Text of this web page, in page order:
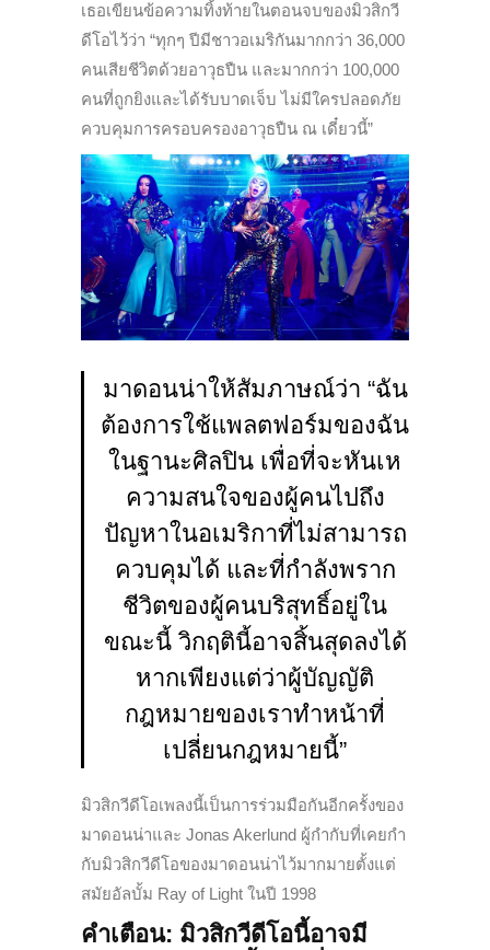
เธอเขียนข้อความทิ้งท้ายในตอนจบของมิวสิกวี
ดีโอไว้ว่า “ทุกๆ ปีมีชาวอเมริกันมากกว่า 36,000
คนเสียชีวิตด้วยอาวุธปืน และมากกว่า 100,000
คนที่ถูกยิงและได้รับบาดเจ็บ ไม่มีใครปลอดภัย
ควบคุมการครอบครองอาวุธปืน ณ เดี๋ยวนี้”
มาดอนน่าให้สัมภาษณ์ว่า “ฉัน
ต้องการใช้แพลตฟอร์มของฉัน
ในฐานะศิลปิน เพื่อที่จะหันเห
ความสนใจของผู้คนไปถึง
ปัญหาในอเมริกาที่ไม่สามารถ
ควบคุมได้ และที่กำลังพราก
ชีวิตของผู้คนบริสุทธิ์อยู่ใน
ขณะนี้ วิกฤตินี้อาจสิ้นสุดลงได้
หากเพียงแต่ว่าผู้บัญญัติ
กฎหมายของเราทำหน้าที่
เปลี่ยนกฎหมายนี้”
มิวสิกวีดีโอเพลงนี้เป็นการร่วมมือกันอีกครั้งของ
มาดอนน่าและ Jonas Akerlund ผู้กำกับที่เคยกำ
กับมิวสิกวีดีโอของมาดอนน่าไว้มากมายตั้งแต่
สมัยอัลบั้ม Ray of Light ในปี 1998
คำเตือน: มิวสิกวีดีโอนี้อาจมี